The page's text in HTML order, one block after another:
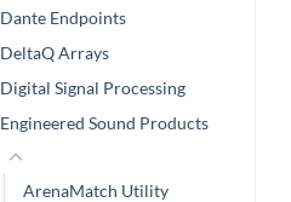
Dante Endpoints
DeltaQ Arrays
Digital Signal Processing
Engineered Sound Products
ArenaMatch Utility